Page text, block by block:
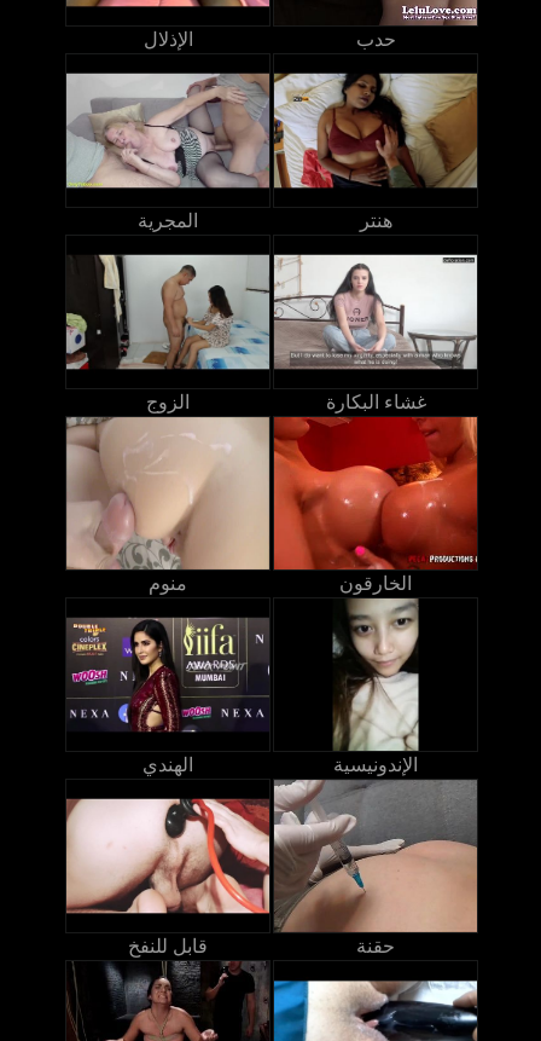
الإذلال حدب
المجرية هنتر
الزوج غشاء البكارة
منوم الخارقون
الهندي الإندونيسية
قابل للنفخ حقنة